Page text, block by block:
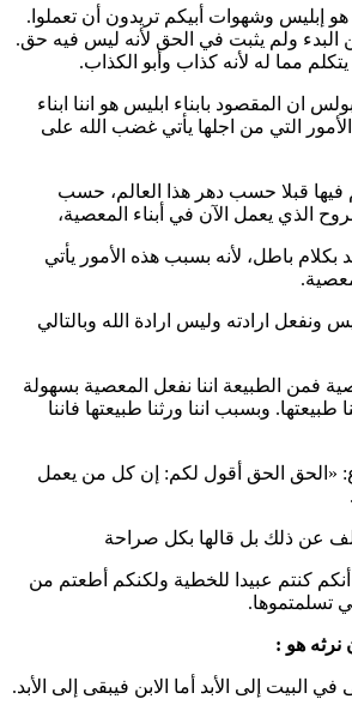
إبليس وشهوات أبيكم تريدون أن تعملوا.
البدء ولم يثبت في الحق لأنه ليس فيه حق.
مما له لأنه كذاب وأبو الكذاب.
ان المقصود بابناء ابليس هو اننا ابناء
الأمور التي من اجلها يأتي غضب الله على
فيها قبلا حسب دهر هذا العالم، حسب
الذي يعمل الآن في أبناء المعصية،
بكلام باطل، لأنه بسبب هذه الأمور يأتي
ونفعل ارادته وليس ارادة الله وبالتالي
فمن الطبيعة اننا نفعل المعصية بسهولة
طبيعتها. وبسبب اننا ورثنا طبيعتها فاننا
«الحق الحق أقول لكم: إن كل من يعمل
عن ذلك بل قالها بكل صراحة
كنتم عبيدا للخطية ولكنكم أطعتم من
تسلمتموها.
نرثه هو :
في البيت إلى الأبد أما الابن فيبقى إلى الأبد.